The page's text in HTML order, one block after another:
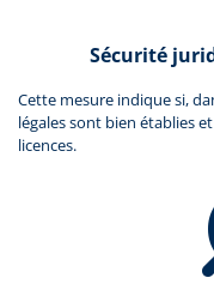
Sécurité
Cette mesure indique si,
légales sont bien établies
licences.